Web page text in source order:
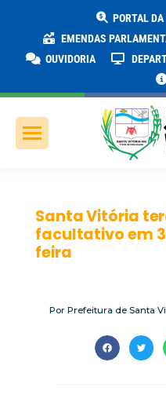
PORTAL
EMENDAS
OUVIDORIA
Santa Vitória
facultativo em
feira
PorPrefeitura de Santa